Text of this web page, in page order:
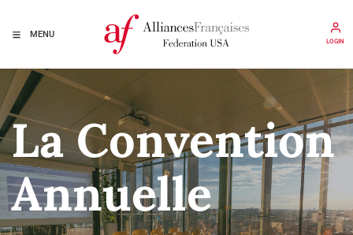
MENU
LOGIN
La Convention
Annuelle